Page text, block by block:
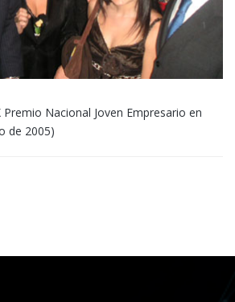
Nacional Joven Empresario en
de 2005)